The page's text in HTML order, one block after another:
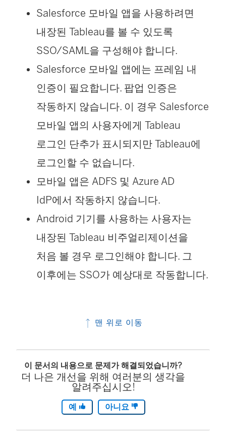
Salesforce 모바일 앱을 사용하려면
내장된 Tableau를 볼 수 있도록
SSO/SAML을 구성해야 합니다.
Salesforce 모바일 앱에는 프레임 내
인증이 필요합니다. 팝업 인증은
작동하지 않습니다. 이 경우 Salesforce
모바일 앱의 사용자에게 Tableau
로그인 단추가 표시되지만 Tableau에
로그인할 수 없습니다.
모바일 앱은 ADFS 및 Azure AD
IdP에서 작동하지 않습니다.
Android 기기를 사용하는 사용자는
내장된 Tableau 비주얼리제이션을
처음 볼 경우 로그인해야 합니다. 그
이후에는 SSO가 예상대로 작동합니다.
맨 위로 이동
이 문서의 내용으로 문제가 해결되었습니까?
더 나은 개선을 위해 여러분의 생각을
알려주십시오!
예 아니요